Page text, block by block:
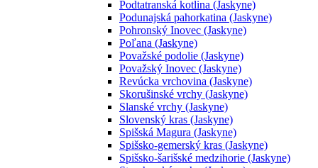
Podtatranská kotlina (Jaskyne)
Podunajská pahorkatina (Jaskyne)
Pohronský Inovec (Jaskyne)
Poľana (Jaskyne)
Považské podolie (Jaskyne)
Považský Inovec (Jaskyne)
Revúcka vrchovina (Jaskyne)
Skorušinské vrchy (Jaskyne)
Slanské vrchy (Jaskyne)
Slovenský kras (Jaskyne)
Spišská Magura (Jaskyne)
Spišsko-gemerský kras (Jaskyne)
Spišsko-šarišské medzihorie (Jaskyne)